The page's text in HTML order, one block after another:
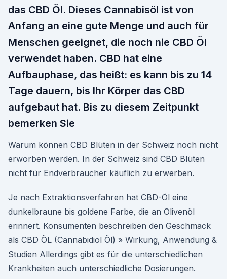
das CBD Öl. Dieses Cannabisöl ist von
Anfang an eine gute Menge und auch für
Menschen geeignet, die noch nie CBD Öl
verwendet haben. CBD hat eine
Aufbauphase, das heißt: es kann bis zu 14
Tage dauern, bis Ihr Körper das CBD
aufgebaut hat. Bis zu diesem Zeitpunkt
bemerken Sie
Warum können CBD Blüten in der Schweiz noch nicht
erworben werden. In der Schweiz sind CBD Blüten
nicht für Endverbraucher käuflich zu erwerben.
Je nach Extraktionsverfahren hat CBD-Öl eine
dunkelbraune bis goldene Farbe, die an Olivenöl
erinnert. Konsumenten beschreiben den Geschmack
als CBD ÖL (Cannabidiol Öl) » Wirkung, Anwendung &
Studien Allerdings gibt es für die unterschiedlichen
Krankheiten auch unterschiedliche Dosierungen.